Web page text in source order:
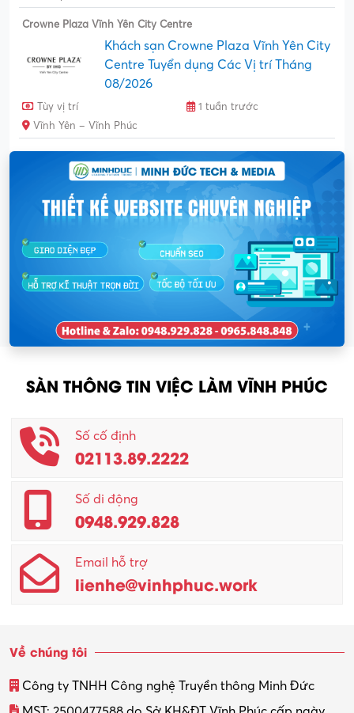
Crowne Plaza Vĩnh Yên City Centre
Khách sạn Crowne Plaza Vĩnh Yên City
Centre Tuyển dụng Các Vị trí Tháng
08/2026
Tùy vị trí
1 tuần trước
Vĩnh Yên – Vĩnh Phúc
SÀN THÔNG TIN VIỆC LÀM VĨNH PHÚC
Số cố định
02113.89.2222
Số di động
0948.929.828
Email hỗ trợ
lienhe@vinhphuc.work
Về chúng tôi
Công ty TNHH Công nghệ Truyền thông Minh Đức